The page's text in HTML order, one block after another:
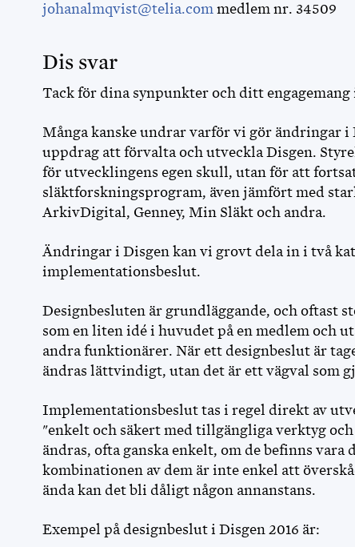
johanalmqvist@telia.com medlem nr. 34509
Dis svar
Tack för dina synpunkter och ditt engagemang
Många kanske undrar varför vi gör ändringar
uppdrag att förvalta och utveckla Disgen.
för utvecklingens egen skull, utan för att
släktforskningsprogram, även jämfört med
ArkivDigital, Genney, Min Släkt och andra.
Ändringar i Disgen kan vi grovt dela in i två
implementationsbeslut.
Designbesluten är grundläggande, och oftast
som en liten idé i huvudet på en medlem och
andra funktionärer. När ett designbeslut är
ändras lättvindigt, utan det är ett vägval som
Implementationsbeslut tas i regel direkt av
"enkelt och säkert med tillgängliga verktyg
ändras, ofta ganska enkelt, om de befinns
kombinationen av dem är inte enkel att
ända kan det bli dåligt någon annanstans.
Exempel på designbeslut i Disgen 2016 är: